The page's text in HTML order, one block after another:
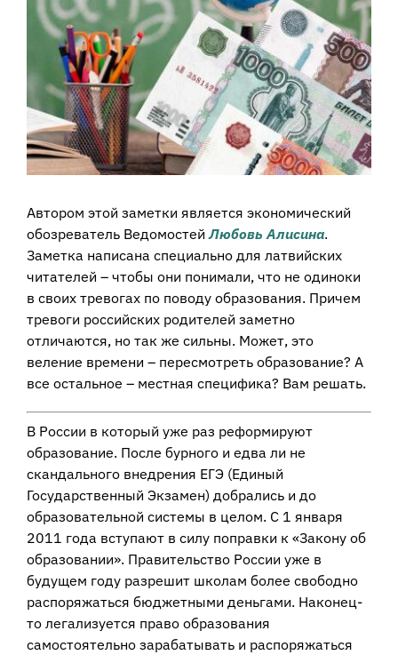
Larger
Image
Автором этой заметки является экономический
обозреватель ВедомостейЛюбовь Алисина.
Заметка написана специально для латвийских
читателей – чтобы они понимали, что не одиноки
в своих тревогах по поводу образования. Причем
тревоги российских родителей заметно
отличаются, но так же сильны. Может, это
веление времени – пересмотреть образование? А
все остальное – местная специфика? Вам решать.
В России в который уже раз реформируют
образование. После бурного и едва ли не
скандального внедрения ЕГЭ (Единый
Государственный Экзамен) добрались и до
образовательной системы в целом. С 1 января
2011 года вступают в силу поправки к «Закону об
образовании». Правительство России уже в
будущем году разрешит школам более свободно
распоряжаться бюджетными деньгами. Наконец-
то легализуется право образования
самостоятельно зарабатывать и распоряжаться